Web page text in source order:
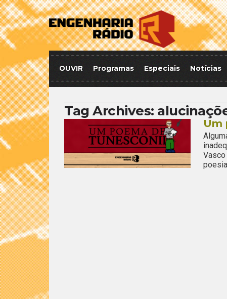
OUVIR Programas Especiais Notícias
Tag Archives:
Um